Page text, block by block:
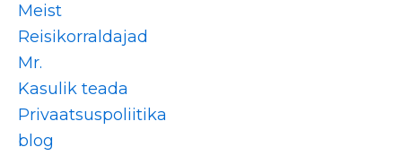
Meist
Reisikorraldajad
Mr.
Kasulik teada
Privaatsuspoliitika
blog